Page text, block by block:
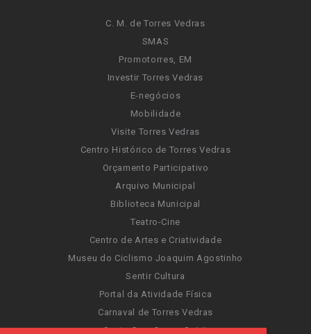
C. M. de Torres Vedras
SMAS
Promotorres, EM
Investir Torres Vedras
E-negócios
Mobilidade
Visite Torres Vedras
Centro Histórico de Torres Vedras
Orçamento Participativo
Arquivo Municipal
Biblioteca Municipal
Teatro-Cine
Centro de Artes e Criatividade
Museu do Ciclismo Joaquim Agostinho
Sentir Cultura
Portal da Atividade Física
Carnaval de Torres Vedras
Santa Cruz Ocean Spirit